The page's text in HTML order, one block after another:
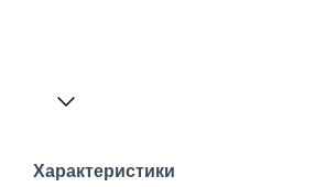
Характеристики